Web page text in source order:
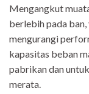
Mengangkut
berlebih pada
mengurangi
kapasitas beban
pabrikan dan
merata.